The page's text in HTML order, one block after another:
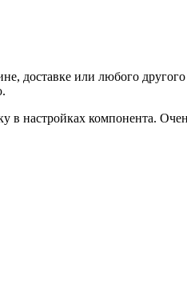
доставке или любого
в настройках компонента.